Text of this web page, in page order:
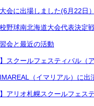
会に出場しました(6月22日）
野球南北海道大会代表決定
会と最近の活動
スクールフェスティバル（
（イマリアル）に出
】アリオ札幌スクールフェス